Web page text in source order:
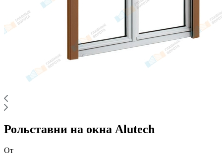
Рольставни на окна Alutech
От